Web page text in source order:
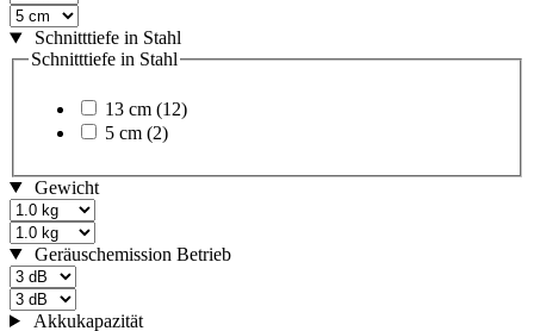
Schnitttiefe in Stahl
Schnitttiefe in Stahl
13 cm (12)
5 cm (2)
Gewicht
Geräuschemission Betrieb
Akkukapazität